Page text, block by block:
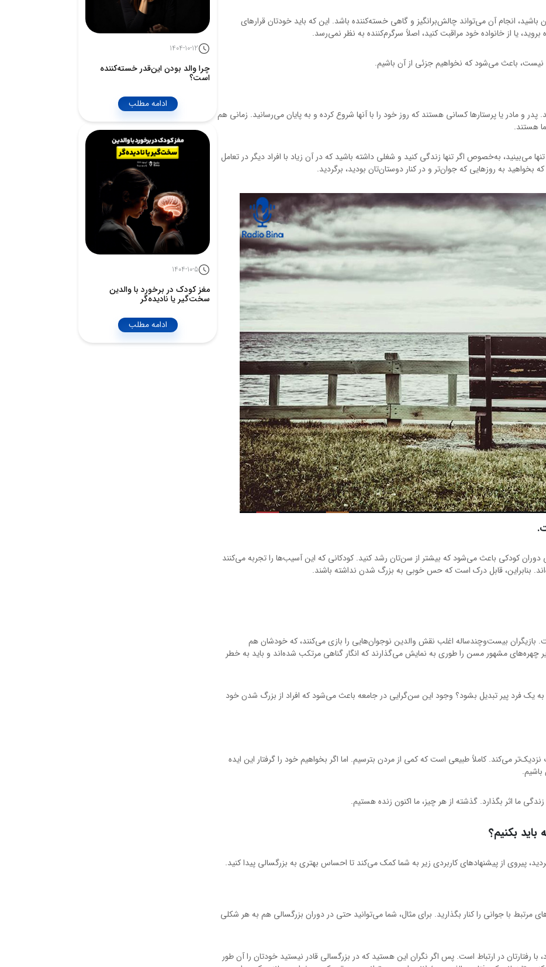
انجام آن می‌تواند چالش‌برانگیز و گاهی خسته‌کننده باشد. این که باید خودتان قرارهای
یا از خانواده خود مراقبت کنید، اصلاً سرگرم‌کننده به نظر نمی‌رسد.
باعث می‌شود که نخواهیم جزئی از آن باشیم.
و مادر یا پرستار‌ها کسانی هستند که روز خود را با آنها شروع کرده و به پایان می‌رسانید. زمانی هم
هستند.
می‌بینید، به‌خصوص اگر تنها زندگی کنید و شغلی داشته باشید که در آن زیاد با افراد دیگر در تعامل
بخواهید به روزهایی که جوان‌تر و در کنار دوستان‌تان بودید، برگردید.
دوران کودکی باعث می‌شود که بیشتر از سن‌تان رشد کنید. کودکانی که این آسیب‌ها را تجربه می‌کنند
بنابراین، قابل درک است که حس خوبی به بزرگ شدن نداشته باشند.
بازیگران بیست‌وچندساله اغلب نقش والدین نوجوان‌هایی را بازی می‌کنند، که خودشان هم
چهره‌های مشهور مسن را طوری به نمایش می‌گذارند که انگار گناهی مرتکب شده‌اند و باید به خطر
یک فرد پیر تبدیل بشود؟ وجود این سن‌گرایی در جامعه باعث می‌شود که افراد از بزرگ شدن خود
می‌کند. کاملاً طبیعی است که کمی از مردن بترسیم. اما اگر بخواهیم خود را گرفتار این ایده
ما اثر بگذارد. گذشته از هر چیز، ما اکنون زنده هستیم.
بکنیم؟
پیروی از پیشنهادهای کاربردی زیر به شما کمک می‌کند تا احساس بهتری به بزرگسالی پیدا کنید.
با جوانی را کنار بگذارید. برای مثال، شما می‌توانید حتی در دوران بزرگسالی هم به هر شکلی
با رفتارتان در ارتباط است. پس اگر نگران این هستید که در بزرگسالی قادر نیستید خودتان را آن طور
1404-10-12
چرا والد بودن این‌قدر خسته‌کننده
است؟
ادامه مطلب
1404-10-5
مغز کودک در برخورد با والدین
سخت‌گیر یا نادیده‌گر
ادامه مطلب